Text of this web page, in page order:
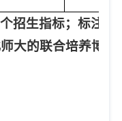
个招生指标；标注两
大的联合培养博士